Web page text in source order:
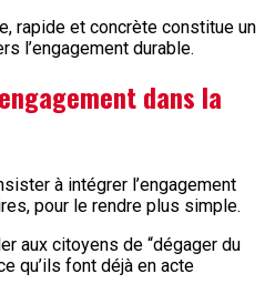
rapide et concrète constitue un
l’engagement durable.
dans la
à intégrer l’engagement
pour le rendre plus simple.
aux citoyens de “dégager du
qu’ils font déjà en acte